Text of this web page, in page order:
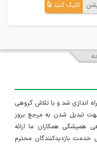
کلیک کنید
سایت ایران استخدام در تاریخ ۱۳۹۱/۱/۱۰ راه اندازی شد و با تلاش گروهی
تبدیل شدن به مرجع بروز
همکاران ما ارائه
بازدیدکنندگان محترم